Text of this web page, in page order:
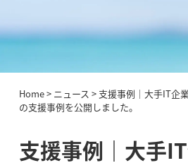
Home> ニュース > 支援事例｜大手IT企
の支援事例を公開しました。
支援事例｜大手